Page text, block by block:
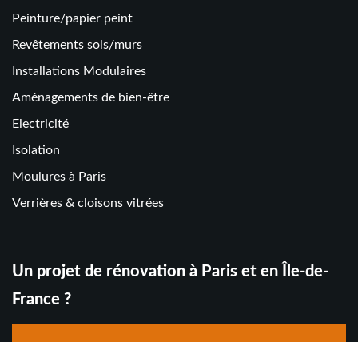
Peinture/papier peint
Revêtements sols/murs
Installations Modulaires
Aménagements de bien-être
Electricité
Isolation
Moulures à Paris
Verrières & cloisons vitrées
Un projet de rénovation à Paris et en Île-de-
France ?